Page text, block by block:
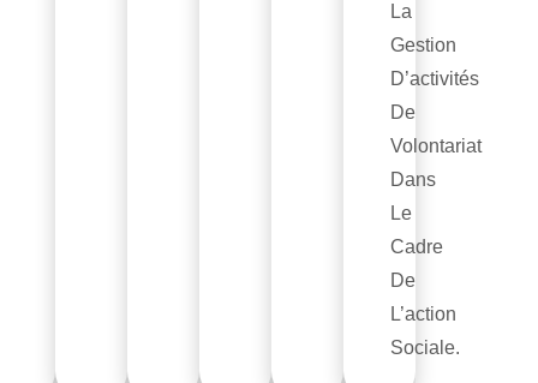
La
Gestion
D’activités
De
Volontariat
Dans
Le
Cadre
De
L’action
Sociale.